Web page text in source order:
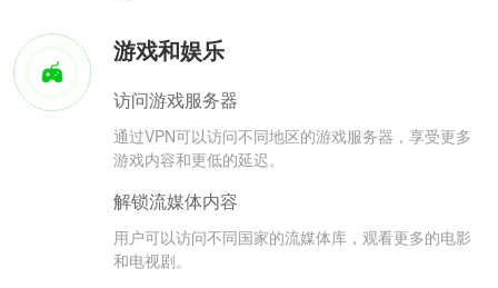
游戏和娱乐
访问游戏服务器
通过VPN可以访问不同地区的游戏服务器，享受更多
游戏内容和更低的延迟。
解锁流媒体内容
用户可以访问不同国家的流媒体库，观看更多的电影
和电视剧。